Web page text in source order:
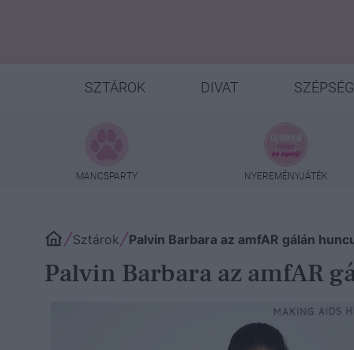
SZTÁROK DIVAT SZÉPSÉG
MANCSPARTY NYEREMÉNYJÁTÉK
Sztárok Palvin Barbara az amfAR gálán
Palvin Barbara az amfAR